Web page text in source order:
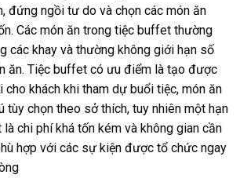
đứng ngồi tư do và chọn các món ăn
Các món ăn trong tiệc buffet thường
các khay và thường không giới hạn số
ăn. Tiệc buffet có ưu điểm là tạo được
cho khách khi tham dự buổi tiệc, món ăn
tùy chọn theo sở thích, tuy nhiên một hạn
chi phí khá tốn kém và không gian cần
hợp với các sự kiện được tổ chức ngay